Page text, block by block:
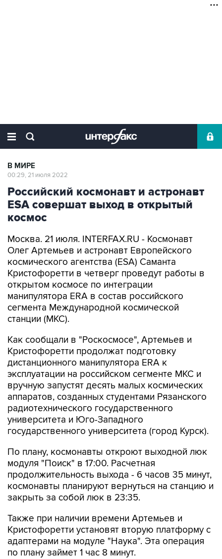
В МИРЕ
00:29, 21 июля 2022
Российский космонавт и астронавт
ESA совершат выход в открытый
космос
Москва. 21 июля. INTERFAX.RU - Космонавт
Олег Артемьев и астронавт Европейского
космического агентства (ESA) Саманта
Кристофоретти в четверг проведут работы в
открытом космосе по интеграции
манипулятора ERA в состав российского
сегмента Международной космической
станции (МКС).
Как сообщали в "Роскосмосе", Артемьев и
Кристофоретти продолжат подготовку
дистанционного манипулятора ERA к
эксплуатации на российском сегменте МКС и
вручную запустят десять малых космических
аппаратов, созданных студентами Рязанского
радиотехнического государственного
университета и Юго-Западного
государственного университета (город Курск).
По плану, космонавты откроют выходной люк
модуля "Поиск" в 17:00. Расчетная
продолжительность выхода - 6 часов 35 минут,
космонавты планируют вернуться на станцию и
закрыть за собой люк в 23:35.
Также при наличии времени Артемьев и
Кристофоретти установят вторую платформу с
адаптерами на модуле "Наука". Эта операция
по плану займет 1 час 8 минут.